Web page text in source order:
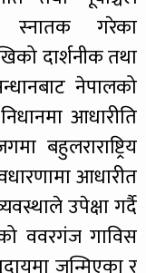
स्नातक गरेका
दार्शनीक तथा
नेपालको
आधारीति
बहुलराराष्ट्रिय
आधारीत
उपेक्षा गर्दै
ववरगंज गाविस